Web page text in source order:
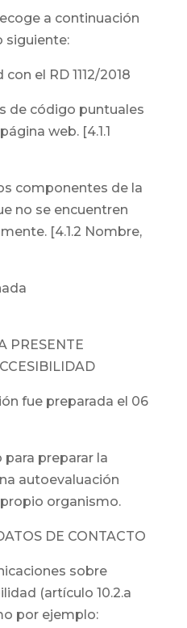
a continuación
siguiente:
el RD 1112/2018
de código puntuales
web. [4.1.1
componentes de la
no se encuentren
[4.1.2 Nombre,
PRESENTE
fue preparada el 06
preparar la
autoevaluación
organismo.
DE CONTACTO
sobre
(artículo 10.2.a
por ejemplo: